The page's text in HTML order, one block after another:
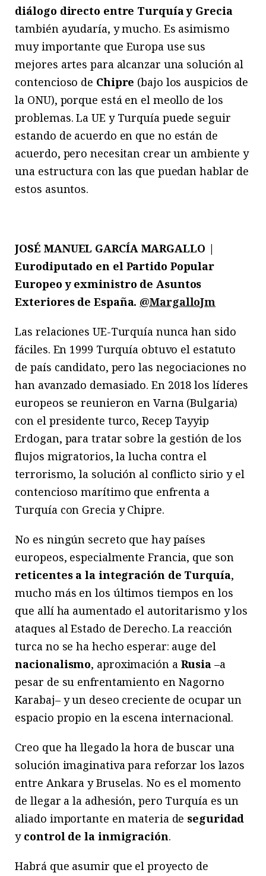
diálogo directo entre Turquía y Grecia
también ayudaría, y mucho. Es asimismo
muy importante que Europa use sus
mejores artes para alcanzar una solución al
contencioso de Chipre (bajo los auspicios de
la ONU), porque está en el meollo de los
problemas. La UE y Turquía puede seguir
estando de acuerdo en que no están de
acuerdo, pero necesitan crear un ambiente y
una estructura con las que puedan hablar de
estos asuntos.
JOSÉ MANUEL GARCÍA MARGALLO |
Eurodiputado en el Partido Popular
Europeo y exministro de Asuntos
Exteriores de España. @MargalloJm
Las relaciones UE-Turquía nunca han sido
fáciles. En 1999 Turquía obtuvo el estatuto
de país candidato, pero las negociaciones no
han avanzado demasiado. En 2018 los líderes
europeos se reunieron en Varna (Bulgaria)
con el presidente turco, Recep Tayyip
Erdogan, para tratar sobre la gestión de los
flujos migratorios, la lucha contra el
terrorismo, la solución al conflicto sirio y el
contencioso marítimo que enfrenta a
Turquía con Grecia y Chipre.
No es ningún secreto que hay países
europeos, especialmente Francia, que son
reticentes a la integración de Turquía,
mucho más en los últimos tiempos en los
que allí ha aumentado el autoritarismo y los
ataques al Estado de Derecho. La reacción
turca no se ha hecho esperar: auge del
nacionalismo, aproximación a Rusia –a
pesar de su enfrentamiento en Nagorno
Karabaj– y un deseo creciente de ocupar un
espacio propio en la escena internacional.
Creo que ha llegado la hora de buscar una
solución imaginativa para reforzar los lazos
entre Ankara y Bruselas. No es el momento
de llegar a la adhesión, pero Turquía es un
aliado importante en materia de seguridad
y control de la inmigración.
Habrá que asumir que el proyecto de